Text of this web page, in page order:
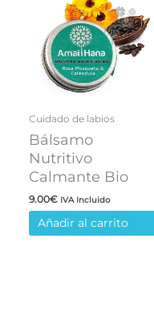
página
Cuidado de labios
Bálsamo
Nutritivo
Calmante Bio
9.00€ IVA Incluido
Añadir al carrito